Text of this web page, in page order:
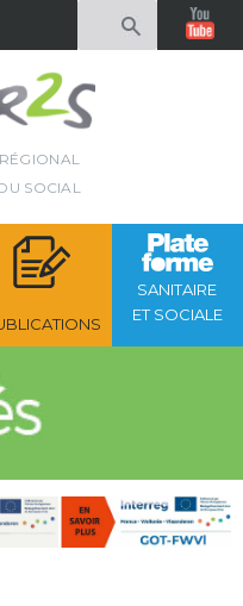
SOCIAL
SANITAIRE
ET SOCIALE